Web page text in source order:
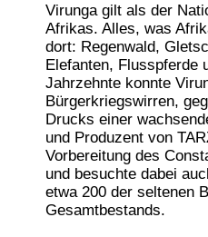
Virunga gilt als der
Afrikas. Alles, was
dort: Regenwald,
Elefanten, Flusspferde
Jahrzehnte konnte
Bürgerkriegswirren,
Drucks einer
und Produzent von
Vorbereitung des
und besuchte dabei
etwa 200 der seltenen
Gesamtbestands.